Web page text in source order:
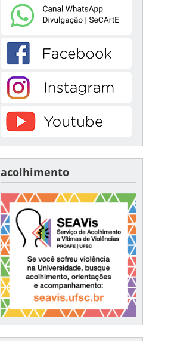
acolhimento